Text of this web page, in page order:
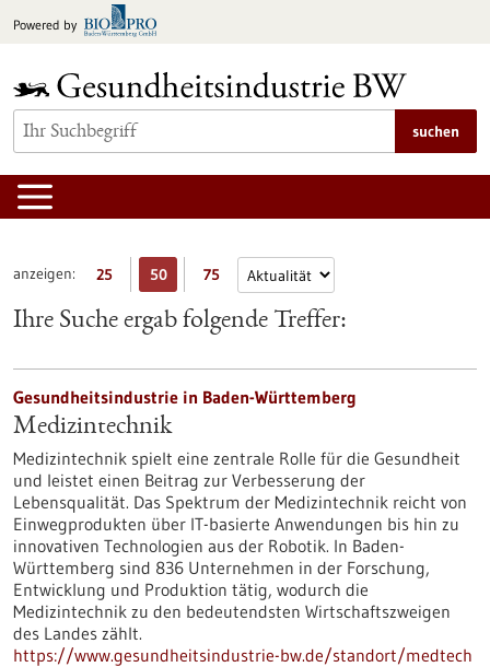
Inhalt
Powered by
suchen
anzeigen: 25 50 75
Ihre Suche ergab folgende Treffer:
Gesundheitsindustrie in Baden-Württemberg
Medizintechnik
Medizintechnik spielt eine zentrale Rolle für die Gesundheit
und leistet einen Beitrag zur Verbesserung der
Lebensqualität. Das Spektrum der Medizintechnik reicht von
Einwegprodukten über IT-basierte Anwendungen bis hin zu
innovativen Technologien aus der Robotik. In Baden-
Württemberg sind 836 Unternehmen in der Forschung,
Entwicklung und Produktion tätig, wodurch die
Medizintechnik zu den bedeutendsten Wirtschaftszweigen
des Landes zählt.
https://www.gesundheitsindustrie-bw.de/standort/medtech